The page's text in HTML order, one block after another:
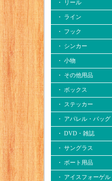
・ リール
・ ライン
・ フック
・ シンカー
・ 小物
・ その他用品
・ ボックス
・ ステッカー
・ アパレル・バッグ
・ DVD・雑誌
・ サングラス
・ ボート用品
・ アイスフォーゲル